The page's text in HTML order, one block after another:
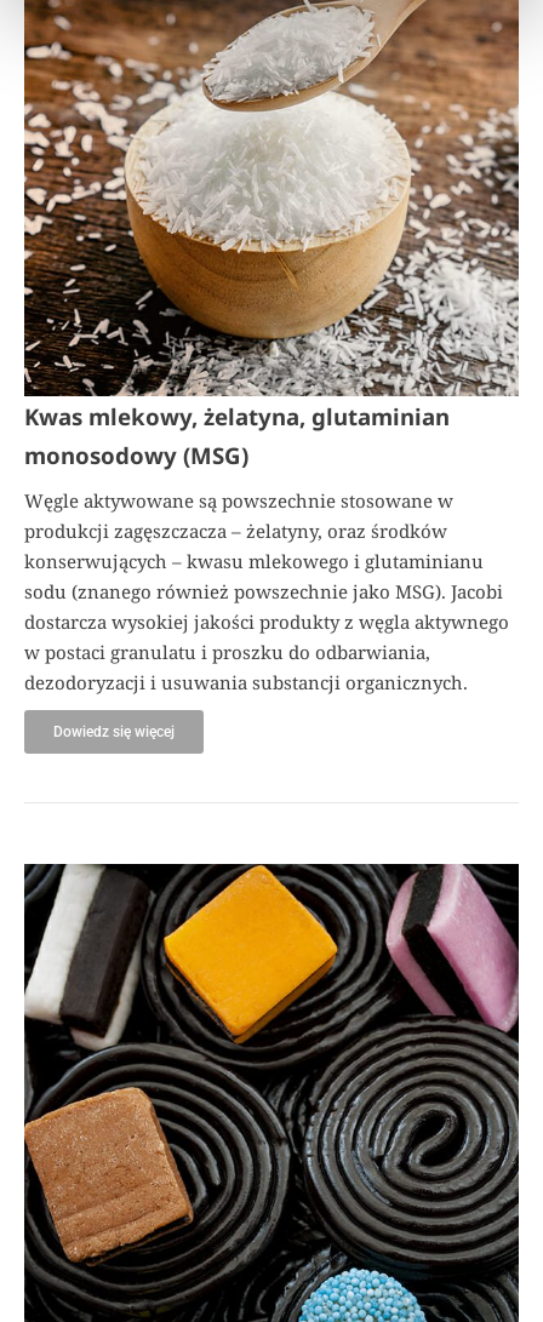
Kwas mlekowy, żelatyna, glutaminian
monosodowy (MSG)
Węgle aktywowane są powszechnie stosowane w
produkcji zagęszczacza – żelatyny, oraz środków
konserwujących – kwasu mlekowego i glutaminianu
sodu (znanego również powszechnie jako MSG). Jacobi
dostarcza wysokiej jakości produkty z węgla aktywnego
w postaci granulatu i proszku do odbarwiania,
dezodoryzacji i usuwania substancji organicznych.
Dowiedz się więcej